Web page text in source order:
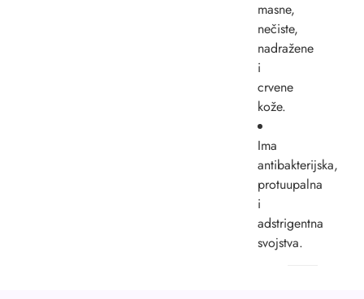
masne,
nečiste,
nadražene
i
crvene
kože.
Ima
antibakterijska,
protuupalna
i
adstrigentna
svojstva.